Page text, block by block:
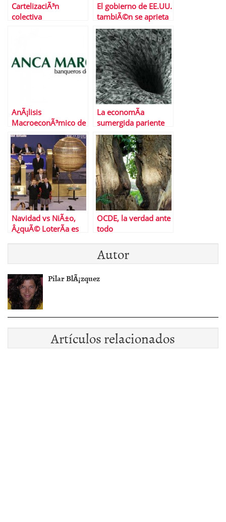
CartelizaciÃ³n
colectiva
El gobierno de EE.UU.
tambiÃ©n se aprieta
el cinturÃ³n
AnÃ¡lisis
MacroeconÃ³mico de
Banca March
La economÃ­a
sumergida pariente
de la crisis
Navidad vs NiÃ±o,
Â¿quÃ© LoterÃ­a es
OCDE, la verdad ante
todo
Autor
Pilar BlÃ¡zquez
Artículos relacionados